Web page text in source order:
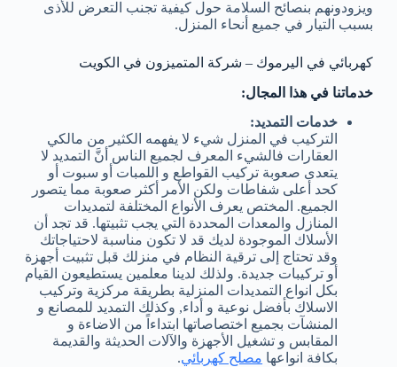
ويزودونهم بنصائح السلامة حول كيفية تجنب التعرض للأذى
بسبب التيار في جميع أنحاء المنزل.
كهربائي في اليرموك – شركة المتميزون في الكويت
خدماتنا في هذا المجال:
خدمات التمديد:
التركيب في المنزل شيء لا يفهمه الكثير من مالكي
العقارات فالشيء المعرف لجميع الناس أنَّ التمديد لا
يتعدى صعوبة تركيب القواطع و اللمبات أو سبوت أو
كحد أعلى شفاطات ولكن الأمر أكثر صعوبة مما يتصور
الجميع. المختص يعرف الأنواع المختلفة لتمديدات
المنازل والمعدات المحددة التي يجب تثبيتها. قد تجد أن
الأسلاك الموجودة لديك قد لا تكون مناسبة لاحتياجاتك
وقد تحتاج إلى ترقية النظام في منزلك قبل تثبيت أجهزة
أو تركيبات جديدة. ولذلك لدينا معلمين يستطيعون القيام
بكل انواع التمديدات المنزلية بطريقة مركزية وتركيب
الاسلاك بأفضل نوعية و أداء, وكذلك التمديد للمصانع و
المنشآت بجميع اختصاصاتها ابتداءاً من الاضاءة و
المقابس و تشغيل الأجهزة والآلات الحديثة والقديمة
بكافة انواعها مصلح كهربائي.